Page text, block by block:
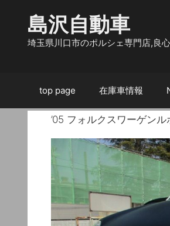
島沢自動車
埼玉県川口市のポルシェ専門店,良
top page 在庫車情報
’05 フォルクスワーゲン